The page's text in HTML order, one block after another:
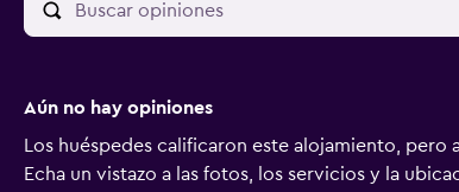
Aún no hay opiniones
Los huéspedes calificaron este alojamiento,
Echa un vistazo a las fotos, los servicios y la